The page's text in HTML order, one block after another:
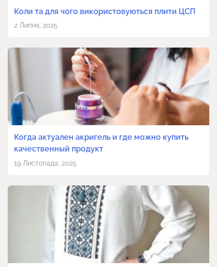
Коли та для чого використовуються плити ЦСП
2 Липня, 2025
Когда актуален акригель и где можно купить
качественный продукт
19 Листопада, 2025